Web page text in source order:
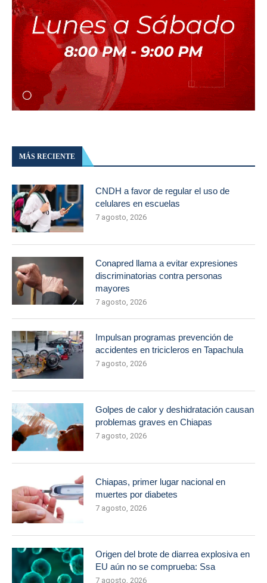
MÁS RECIENTE
CNDH a favor de regular el uso de
celulares en escuelas
7 agosto, 2026
Conapred llama a evitar expresiones
discriminatorias contra personas
mayores
7 agosto, 2026
Impulsan programas prevención de
accidentes en tricicleros en Tapachula
7 agosto, 2026
Golpes de calor y deshidratación causan
problemas graves en Chiapas
7 agosto, 2026
Chiapas, primer lugar nacional en
muertes por diabetes
7 agosto, 2026
Origen del brote de diarrea explosiva en
EU aún no se comprueba: Ssa
7 agosto, 2026